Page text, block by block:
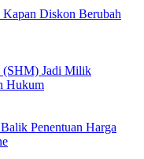
Diskon Berubah
(SHM) Jadi Milik
Hukum
Penentuan Harga